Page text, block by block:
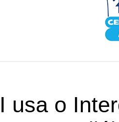
usa o